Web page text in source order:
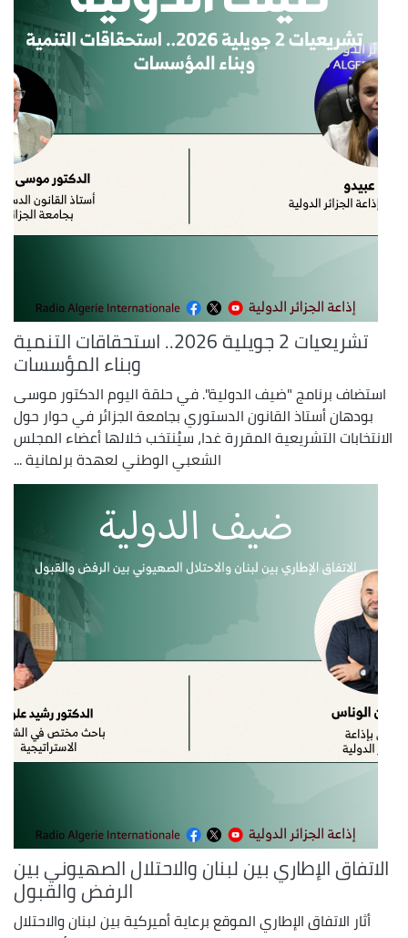
تشريعيات 2 جويلية 2026.. استحقاقات التنمية
وبناء المؤسسات
استضاف برنامج "ضيف الدولية". في حلقة اليوم الدكتور موسى
بودهان أستاذ القانون الدستوري بجامعة الجزائر في حوار حول
الانتخابات التشريعية المقررة غدا، سيُنتخب خلالها أعضاء المجلس
الشعبي الوطني لعهدة برلمانية ...
الاتفاق الإطاري بين لبنان والاحتلال الصهيوني بين
الرفض والقبول
أثار الاتفاق الإطاري الموقع برعاية أميركية بين لبنان والاحتلال